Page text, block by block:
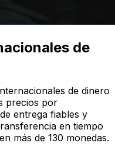
de
de dinero
precios por
entrega fiables y
en tiempo
más de 130 monedas.